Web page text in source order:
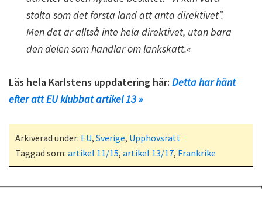
stolta som det första land att anta direktivet”.
Men det är alltså inte hela direktivet, utan bara
den delen som handlar om länkskatt.«
Läs hela Karlstens uppdatering här: Detta har hänt
efter att EU klubbat artikel 13 »
Arkiverad under: EU, Sverige, Upphovsrätt
Taggad som: artikel 11/15, artikel 13/17, Frankrike